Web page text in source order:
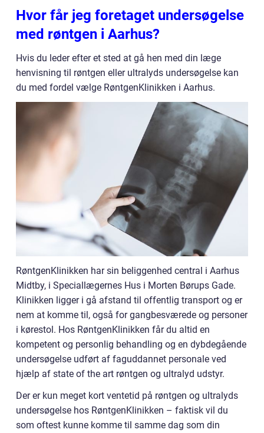
Hvor får jeg foretaget undersøgelse
med røntgen i Aarhus?
Hvis du leder efter et sted at gå hen med din læge
henvisning til røntgen eller ultralyds undersøgelse kan
du med fordel vælge RøntgenKlinikken i Aarhus.
RøntgenKlinikken har sin beliggenhed central i Aarhus
Midtby, i Speciallægernes Hus i Morten Børups Gade.
Klinikken ligger i gå afstand til offentlig transport og er
nem at komme til, også for gangbesværede og personer
i kørestol. Hos RøntgenKlinikken får du altid en
kompetent og personlig behandling og en dybdegående
undersøgelse udført af faguddannet personale ved
hjælp af state of the art røntgen og ultralyd udstyr.
Der er kun meget kort ventetid på røntgen og ultralyds
undersøgelse hos RøntgenKlinikken – faktisk vil du
som oftest kunne komme til samme dag som din